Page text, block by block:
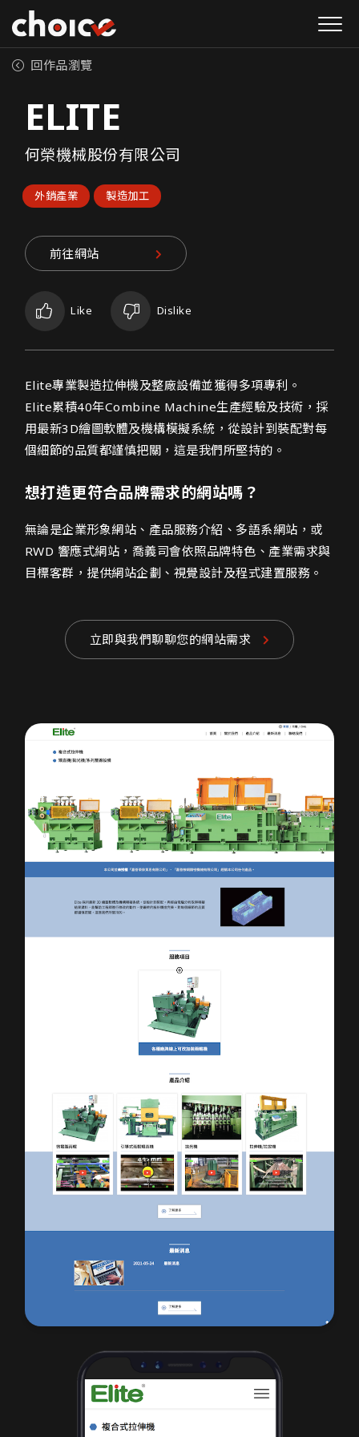
回作品瀏覽
ELITE
何榮機械股份有限公司
外銷產業 製造加工
前往網站
Like Dislike
何榮機械股份有限公司網頁設計介紹
Elite專業製造拉伸機及整廠設備並獲得多項專利。
Elite累積40年Combine Machine生產經驗及技術，採
用最新3D繪圖軟體及機構模擬系統，從設計到裝配對每
個細節的品質都謹慎把關，這是我們所堅持的。
想打造更符合品牌需求的網站嗎？
無論是企業形象網站、產品服務介紹、多語系網站，或
RWD 響應式網站，喬義司會依照品牌特色、產業需求與
目標客群，提供網站企劃、視覺設計及程式建置服務。
立即與我們聊聊您的網站需求